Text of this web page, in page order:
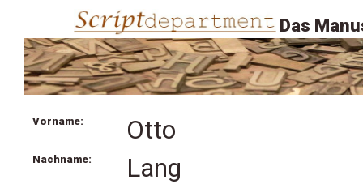
Das
Vorname: Otto
Nachname: Lang